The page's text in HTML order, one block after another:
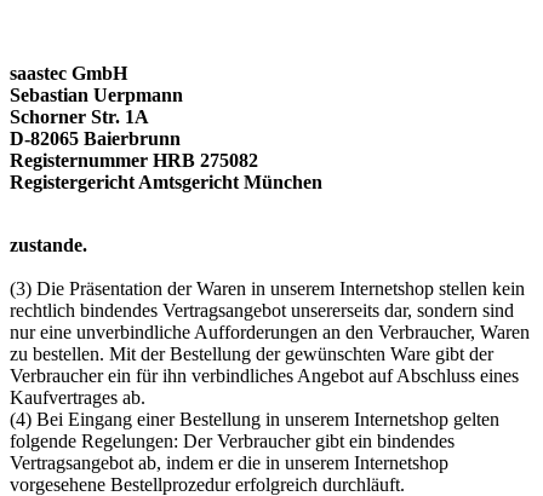
saastec GmbH
Sebastian Uerpmann
Schorner Str. 1A
D-82065 Baierbrunn
Registernummer HRB 275082
Registergericht Amtsgericht München
zustande.
(3) Die Präsentation der Waren in unserem Internetshop stellen kein
rechtlich bindendes Vertragsangebot unsererseits dar, sondern sind
nur eine unverbindliche Aufforderungen an den Verbraucher, Waren
zu bestellen. Mit der Bestellung der gewünschten Ware gibt der
Verbraucher ein für ihn verbindliches Angebot auf Abschluss eines
Kaufvertrages ab.
(4) Bei Eingang einer Bestellung in unserem Internetshop gelten
folgende Regelungen: Der Verbraucher gibt ein bindendes
Vertragsangebot ab, indem er die in unserem Internetshop
vorgesehene Bestellprozedur erfolgreich durchläuft.